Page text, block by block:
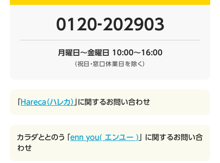
0120‐202903
月曜日～金曜日 10:00～16:00
（祝日・窓口休業日を除く）
「Hareca（ハレカ） 」に関するお問い合わせ
カラダととのう 「enn you( エンユー ) 」 に関するお問い合
わせ